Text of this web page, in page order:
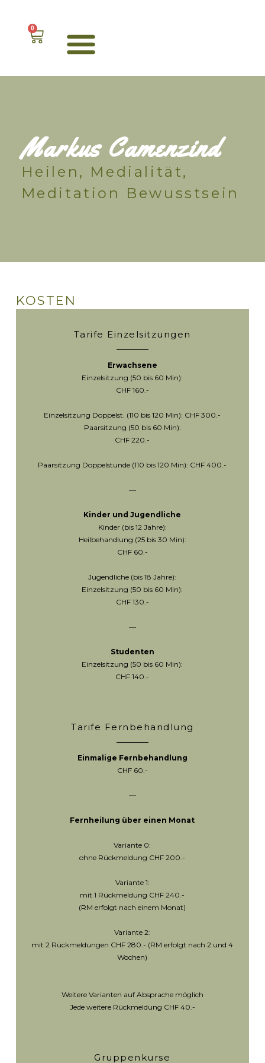
0
Markus Camenzind
Heilen, Medialität,
Meditation Bewusstsein
KOSTEN
Tarife Einzelsitzungen
Erwachsene
Einzelsitzung (50 bis 60 Min):
CHF 160.-
Einzelsitzung Doppelst. (110 bis 120 Min): CHF 300.-
Paarsitzung (50 bis 60 Min):
CHF 220.-
Paarsitzung Doppelstunde (110 bis 120 Min): CHF 400.-
—
Kinder und Jugendliche
Kinder (bis 12 Jahre):
Heilbehandlung (25 bis 30 Min):
CHF 60.-
Jugendliche (bis 18 Jahre):
Einzelsitzung (50 bis 60 Min):
CHF 130.-
—
Studenten
Einzelsitzung (50 bis 60 Min):
CHF 140.-
Tarife Fernbehandlung
Einmalige Fernbehandlung
CHF 60.-
—
Fernheilung über einen Monat
Variante 0:
ohne Rückmeldung CHF 200.-
Variante 1:
mit 1 Rückmeldung CHF 240.-
(RM erfolgt nach einem Monat)
Variante 2:
mit 2 Rückmeldungen CHF 280.- (RM erfolgt nach 2 und 4
Wochen)
Weitere Varianten auf Absprache möglich
Jede weitere Rückmeldung CHF 40.-
Gruppenkurse